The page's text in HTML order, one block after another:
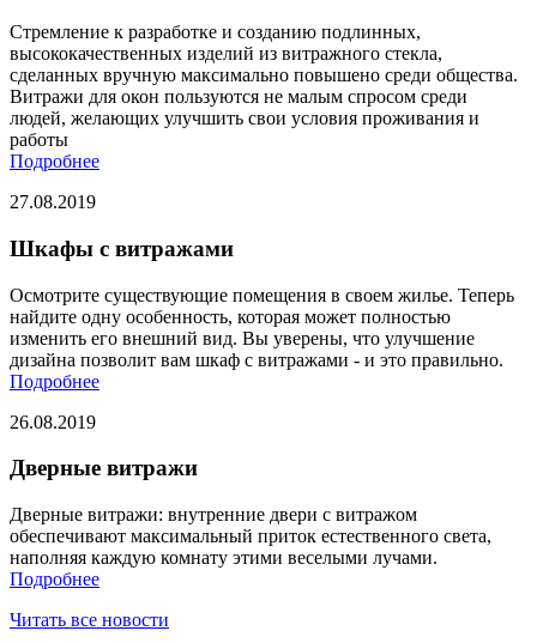
Стремление к разработке и созданию подлинных,
высококачественных изделий из витражного стекла,
сделанных вручную максимально повышено среди общества.
Витражи для окон пользуются не малым спросом среди
людей, желающих улучшить свои условия проживания и
работы
Подробнее
27.08.2019
Шкафы с витражами
Осмотрите существующие помещения в своем жилье. Теперь
найдите одну особенность, которая может полностью
изменить его внешний вид. Вы уверены, что улучшение
дизайна позволит вам шкаф с витражами - и это правильно.
Подробнее
26.08.2019
Дверные витражи
Дверные витражи: внутренние двери с витражом
обеспечивают максимальный приток естественного света,
наполняя каждую комнату этими веселыми лучами.
Подробнее
Читать все новости